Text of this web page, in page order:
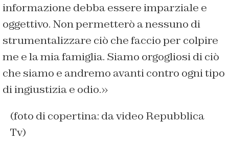
informazione debba essere imparziale e
oggettivo. Non permetterò a nessuno di
strumentalizzare ciò che faccio per colpire
me e la mia famiglia. Siamo orgogliosi di ciò
che siamo e andremo avanti contro ogni tipo
di ingiustizia e odio.»
(foto di copertina: da video Repubblica
Tv)